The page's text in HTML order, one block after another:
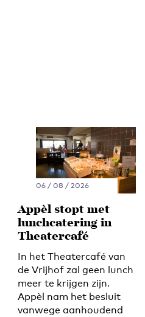
06 / 08 / 2026
Appèl stopt met
lunchcatering in
Theatercafé
In het Theatercafé van
de Vrijhof zal geen lunch
meer te krijgen zijn.
Appèl nam het besluit
vanwege aanhoudend